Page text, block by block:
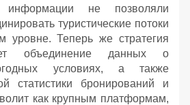
не позволяли
туристические потоки
уровне. Теперь же стратегия
объединение данных о
условиях, а также
статистики бронирований и
как крупным платформам,